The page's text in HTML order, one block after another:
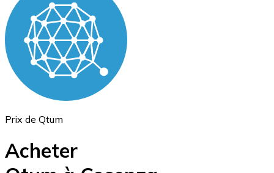
Ethereum
ETH
Prix de Qtum
Acheter